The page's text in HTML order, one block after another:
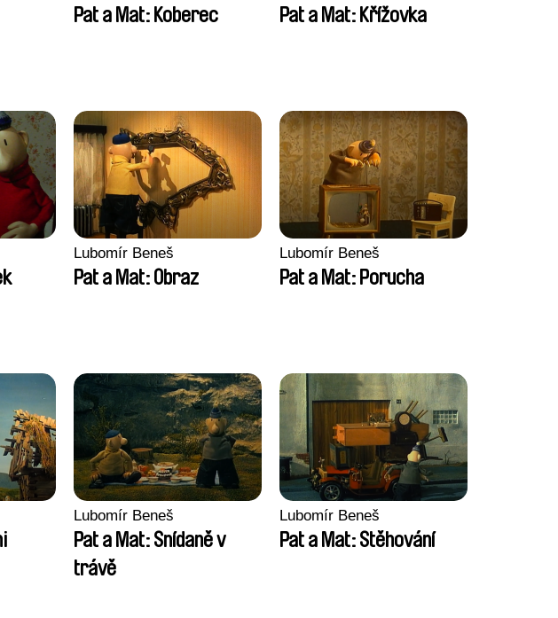
Pat a Mat: Koberec Pat a Mat: Křížovka
Lubomír Beneš
Pat a Mat: Obraz
Lubomír Beneš
Pat a Mat: Porucha
Lubomír Beneš
Pat a Mat: Snídaně v
trávě
Lubomír Beneš
Pat a Mat: Stěhování